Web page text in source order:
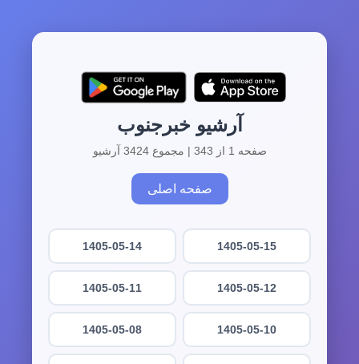
آرشیو خبرجنوب
صفحه 1 از 343 | مجموع 3424 آرشیو
صفحه اصلی
1405-05-15
1405-05-14
1405-05-12
1405-05-11
1405-05-10
1405-05-08